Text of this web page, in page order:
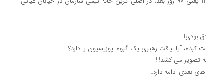
بودی!
آیا لیاقت رهبری یک گروه اپوزیسیون را دارد؟
به تصویر می کشد!!!
بعدی ادامه دارد…